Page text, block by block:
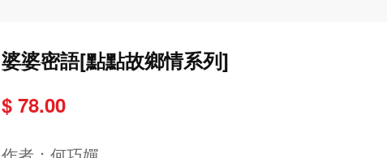
婆婆密語[點點故鄉情系列]
$ 78.00